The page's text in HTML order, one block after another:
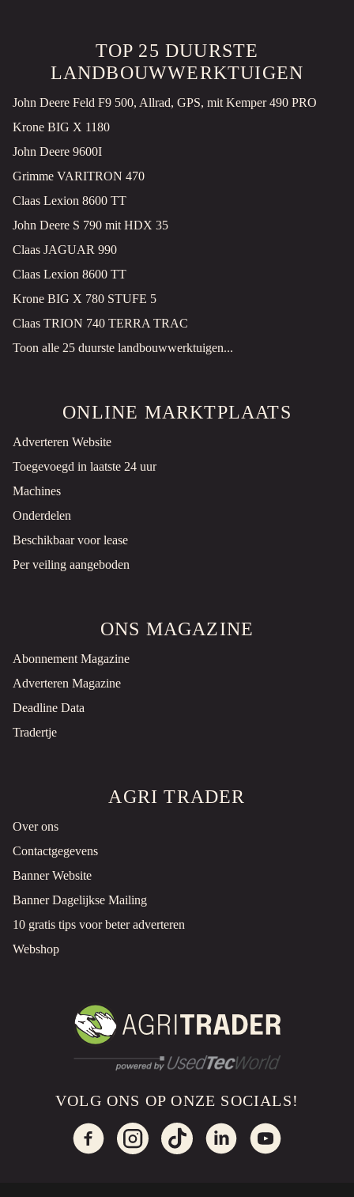
TOP 25 DUURSTE
LANDBOUWWERKTUIGEN
John Deere Feld F9 500, Allrad, GPS, mit Kemper 490 PRO
Krone BIG X 1180
John Deere 9600I
Grimme VARITRON 470
Claas Lexion 8600 TT
John Deere S 790 mit HDX 35
Claas JAGUAR 990
Claas Lexion 8600 TT
Krone BIG X 780 STUFE 5
Claas TRION 740 TERRA TRAC
Toon alle 25 duurste landbouwwerktuigen...
ONLINE MARKTPLAATS
Adverteren Website
Toegevoegd in laatste 24 uur
Machines
Onderdelen
Beschikbaar voor lease
Per veiling aangeboden
ONS MAGAZINE
Abonnement Magazine
Adverteren Magazine
Deadline Data
Tradertje
AGRI TRADER
Over ons
Contactgegevens
Banner Website
Banner Dagelijkse Mailing
10 gratis tips voor beter adverteren
Webshop
VOLG ONS OP ONZE SOCIALS!